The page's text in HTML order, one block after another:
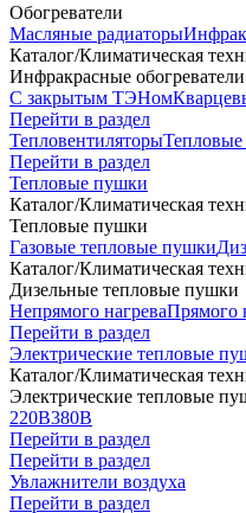
Обогреватели
Масляные радиаторы
Каталог/Климатическая
Инфракрасные обогреватели
С закрытым ТЭНом
Перейти в раздел
ТепловентиляторыТепловые
Перейти в раздел
Тепловые пушки
Каталог/Климатическая
Тепловые пушки
Газовые тепловые пушки
Каталог/Климатическая
Дизельные тепловые пушки
Непрямого нагреваПрямого
Перейти в раздел
Электрические тепловые
Каталог/Климатическая
Электрические тепловые
220В380В
Перейти в раздел
Перейти в раздел
Увлажнители воздуха
Перейти в раздел